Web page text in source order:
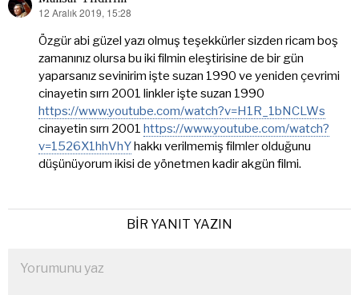
dedi
ki:
12 Aralık 2019, 15:28
Özgür abi güzel yazı olmuş teşekkürler sizden ricam boş
zamanınız olursa bu iki filmin eleştirisine de bir gün
yaparsanız sevinirim işte suzan 1990 ve yeniden çevrimi
cinayetin sırrı 2001 linkler işte suzan 1990
https://www.youtube.com/watch?v=H1R_1bNCLWs
cinayetin sırrı 2001 https://www.youtube.com/watch?
v=1526X1hhVhYhakkı verilmemiş filmler olduğunu
düşünüyorum ikisi de yönetmen kadir akgün filmi.
BIR YANIT YAZIN